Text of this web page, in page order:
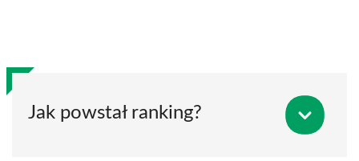
Jak powstał ranking?